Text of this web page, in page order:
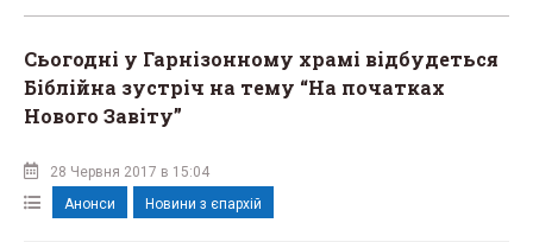
Сьогодні у Гарнізонному храмі відбудеться
Біблійна зустріч на тему “На початках
Нового Завіту”
28 Червня 2017 в 15:04
Анонси
Новини з єпархій